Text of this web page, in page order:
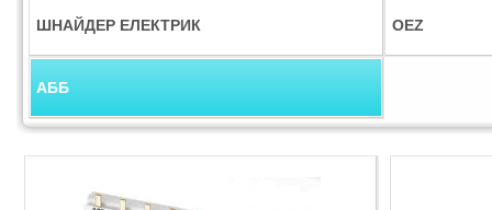
ШНАЙДЕР ЕЛЕКТРИК OEZ
АББ